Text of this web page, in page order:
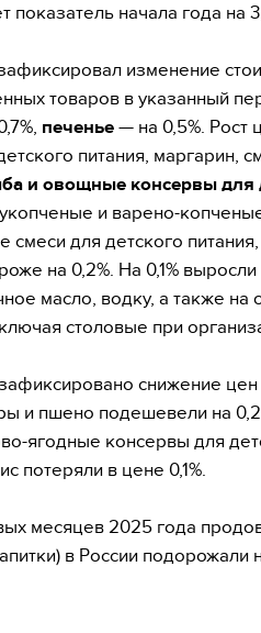
начала года на
изменение
товаров в указанный
печенье — на 0,5%. Рост
питания, маргарин,
и овощные консервы для
и варено-
смеси для детского
на 0,2%. На 0,1%
масло, водку, а также
столовые при
снижение цен
и пшено подешевели на
ягодные консервы для
потеряли в цене 0,1%.
месяцев 2025 года
в России подорожали